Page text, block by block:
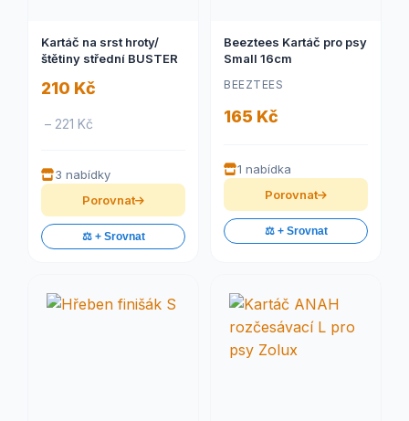
Kartáč na srst hroty/
štětiny střední BUSTER
210 Kč
– 221 Kč
3 nabídky
Porovnat
⚖️ + Srovnat
Beeztees Kartáč pro psy
Small 16cm
BEEZTEES
165 Kč
1 nabídka
Porovnat
⚖️ + Srovnat